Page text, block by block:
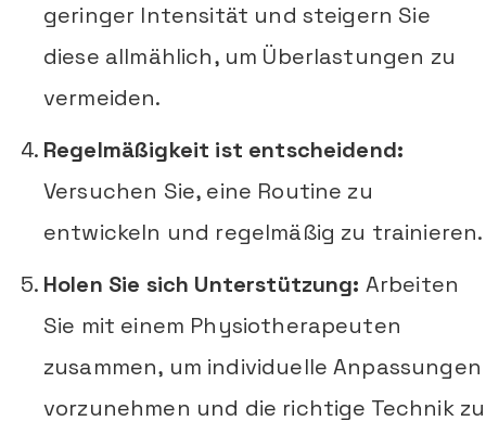
geringer Intensität und steigern Sie
diese allmählich, um Überlastungen zu
vermeiden.
Regelmäßigkeit ist entscheidend:
Versuchen Sie, eine Routine zu
entwickeln und regelmäßig zu trainieren.
Holen Sie sich Unterstützung: Arbeiten
Sie mit einem Physiotherapeuten
zusammen, um individuelle Anpassungen
vorzunehmen und die richtige Technik zu